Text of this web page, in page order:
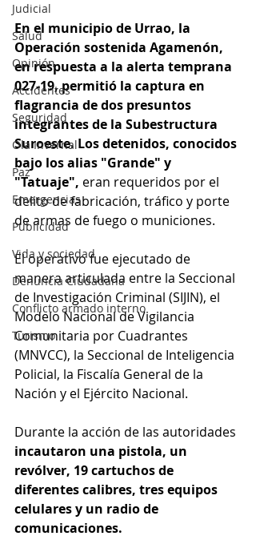
Judicial
Salud
Opinión
Accidentes
Seguridad
Ola Invernal
Paz
Emergencias
Publicidad
Vida y sociedad
Denuncia Ciudadana
Conflicto armado interno
Turismo
En el municipio de Urrao, la
Operación sostenida Agamenón,
en respuesta a la alerta temprana
027-19, permitió la captura en
flagrancia de dos presuntos
integrantes de la Subestructura
Suroeste. Los detenidos, conocidos
bajo los alias "Grande" y
"Tatuaje", eran requeridos por el
delito de fabricación, tráfico y porte
de armas de fuego o municiones.
El operativo fue ejecutado de
manera articulada entre la Seccional
de Investigación Criminal (SIJIN), el
Modelo Nacional de Vigilancia
Comunitaria por Cuadrantes
(MNVCC), la Seccional de Inteligencia
Policial, la Fiscalía General de la
Nación y el Ejército Nacional.
Durante la acción de las autoridades
incautaron una pistola, un
revólver, 19 cartuchos de
diferentes calibres, tres equipos
celulares y un radio de
comunicaciones.